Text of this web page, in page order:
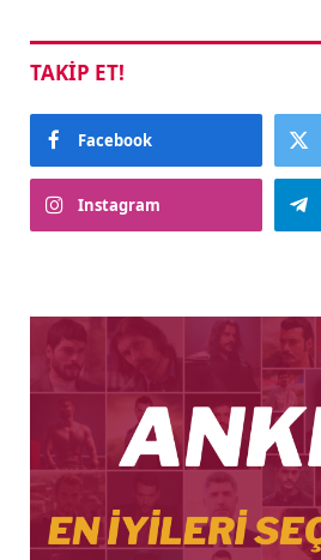
TAKIP ET!
Facebook
Instagram